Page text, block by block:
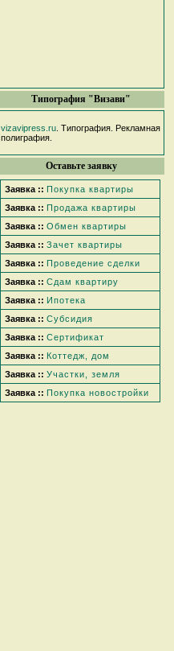
Типография "Визави"
vizavipress.ru . Типография. Рекламная
полиграфия.
Оставьте заявку
Заявка :: Покупка квартиры
Заявка :: Продажа квартиры
Заявка :: Обмен квартиры
Заявка :: Зачет квартиры
Заявка :: Проведение сделки
Заявка :: Сдам квартиру
Заявка :: Ипотека
Заявка :: Субсидия
Заявка :: Сертификат
Заявка :: Коттедж, дом
Заявка :: Участки, земля
Заявка :: Покупка новостройки